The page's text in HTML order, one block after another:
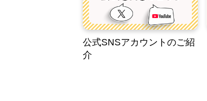
公式SNSアカウントのご紹
介